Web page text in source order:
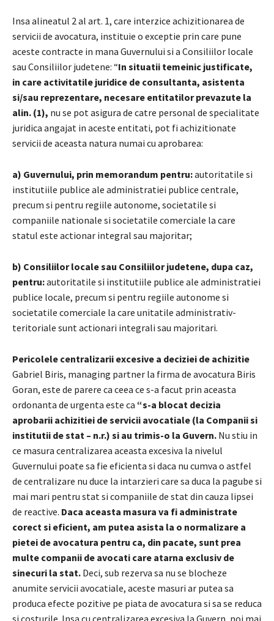
Insa alineatul 2 al art. 1, care interzice achizitionarea de
servicii de avocatura, instituie o exceptie prin care pune
aceste contracte in mana Guvernului si a Consiliilor locale
sau Consiliilor judetene: “In situatii temeinic justificate,
in care activitatile juridice de consultanta, asistenta
si/sau reprezentare, necesare entitatilor prevazute la
alin. (1), nu se pot asigura de catre personal de specialitate
juridica angajat in aceste entitati, pot fi achizitionate
servicii de aceasta natura numai cu aprobarea:
a) Guvernului, prin memorandum pentru:autoritatile si
institutiile publice ale administratiei publice centrale,
precum si pentru regiile autonome, societatile si
companiile nationale si societatile comerciale la care
statul este actionar integral sau majoritar;
b) Consiliilor locale sau Consiliilor judetene, dupa caz,
pentru:autoritatile si institutiile publice ale administratiei
publice locale, precum si pentru regiile autonome si
societatile comerciale la care unitatile administrativ-
teritoriale sunt actionari integrali sau majoritari.
Pericolele centralizarii excesive a deciziei de achizitie
Gabriel Biris, managing partner la firma de avocatura Biris
Goran, este de parere ca ceea ce s-a facut prin aceasta
ordonanta de urgenta este ca “s-a blocat decizia
aprobarii achizitiei de servicii avocatiale (la Companii si
institutii de stat – n.r.) si au trimis-o la Guvern. Nu stiu in
ce masura centralizarea aceasta excesiva la nivelul
Guvernului poate sa fie eficienta si daca nu cumva o astfel
de centralizare nu duce la intarzieri care sa duca la pagube si
mai mari pentru stat si companiile de stat din cauza lipsei
de reactive. Daca aceasta masura va fi administrate
corect si eficient, am putea asista la o normalizare a
pietei de avocatura pentru ca, din pacate, sunt prea
multe companii de avocati care atarna exclusiv de
sinecuri la stat. Deci, sub rezerva sa nu se blocheze
anumite servicii avocatiale, aceste masuri ar putea sa
produca efecte pozitive pe piata de avocatura si sa se reduca